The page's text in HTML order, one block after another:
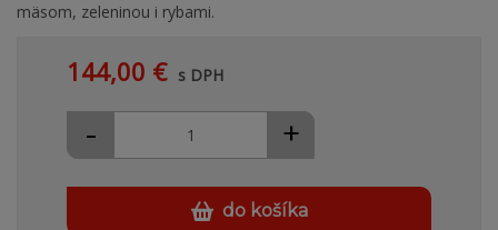
mäsom, zeleninou i rybami.
144,00 € s DPH
+
-
do košíka